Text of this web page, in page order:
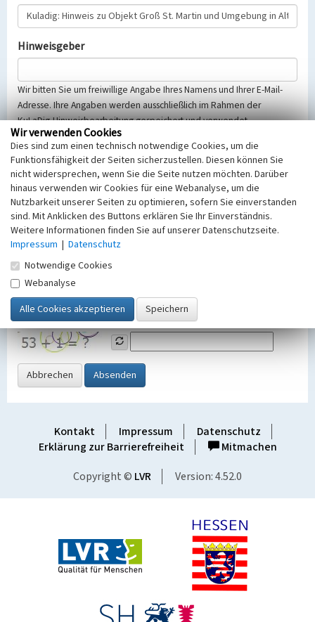
Hinweisgeber
Wir bitten Sie um freiwillige Angabe Ihres Namens und Ihrer E-Mail-
Adresse. Ihre Angaben werden ausschließlich im Rahmen der
KuLaDig-Hinweisbearbeitung gespeichert und verwendet.
Selbstverständlich werden diese entsprechend der Vorschriften des
Telemediengesetzes, des Datenschutzgesetzes NRW und der seit
dem 25.05.2018 gültigen Europäischen Datenschutzgrundverordnung
(EU-DSGVO) vertraulich behandelt, beachten Sie bitte unsere
Hinweise zumDatenschutz
Nachricht
SicherheitsabfrageTragen Sie unten das Rechenergebnis aus der
Grafik ein
Abbrechen Absenden
Kontakt Impressum
Datenschutz
Erklärung zur Barrierefreiheit
Mitmachen
Copyright © LVR Version: 4.52.0
Wir verwenden Cookies
Dies sind zum einen technisch notwendige Cookies, um die
Funktionsfähigkeit der Seiten sicherzustellen. Diesen können Sie
nicht widersprechen, wenn Sie die Seite nutzen möchten. Darüber
hinaus verwenden wir Cookies für eine Webanalyse, um die
Nutzbarkeit unserer Seiten zu optimieren, sofern Sie einverstanden
sind. Mit Anklicken des Buttons erklären Sie Ihr Einverständnis.
Weitere Informationen finden Sie auf unserer Datenschutzseite.
Impressum | Datenschutz
Notwendige Cookies
Webanalyse